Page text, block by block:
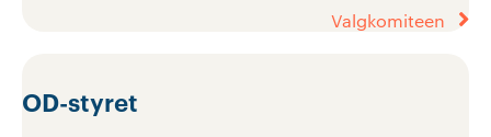
Valgkomiteen
OD-styret